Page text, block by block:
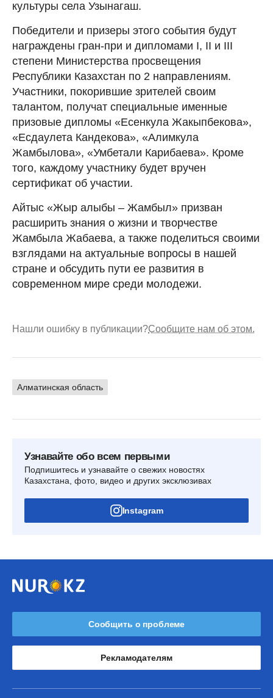
культуры села Узынагаш.
Победители и призеры этого события будут
награждены гран-при и дипломами I, II и III
степени Министерства просвещения
Республики Казахстан по 2 направлениям.
Участники, покорившие зрителей своим
талантом, получат специальные именные
призовые дипломы «Есенкула Жакыпбекова»,
«Есдаулета Кандекова», «Алимкула
Жамбылова», «Умбетали Карибаева». Кроме
того, каждому участнику будет вручен
сертификат об участии.
Айтыс «Жыр алыбы – Жамбыл» призван
расширить знания о жизни и творчестве
Жамбыла Жабаева, а также поделиться своими
взглядами на актуальные вопросы в нашей
стране и обсудить пути ее развития в
современном мире среди молодежи.
Нашли ошибку в публикации?Сообщите нам об этом.
Алматинская область
Узнавайте обо всем первыми
Подпишитесь и узнавайте о свежих новостях
Казахстана, фото, видео и других эксклюзивах
Instagram
Сообщить о проблеме
Рекламодателям